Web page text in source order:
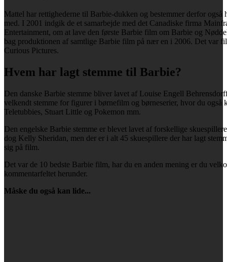
Mattel har rettighederne til Barbie-dukken og bestemmer derfor
med. I 2001 indgik de et samarbejde med det Canadiske firma
Entertainment, om at lave den første Barbie film om Barbie og
bag produktionen af samtlige Barbie film på nær en i 2006. Det var
Curious Pictures.
Hvem har lagt stemme til Barbie?
Den danske Barbie stemme bliver lavet af Louise Engell
velkendt stemme for figurer i børnefilm og børneserier, hvor du også
Teletubbies, Stuart Little og Pokemon mm.
Den engelske Barbie stemme er blevet lavet af forskellige
dog Kelly Sheridan, men der er i alt 45 skuespillere der har lagt
sig på film.
Det var de 10 bedste Barbie film, har du en anden mening er du
kommentarfeltet herunder.
Måske du også kan lide...